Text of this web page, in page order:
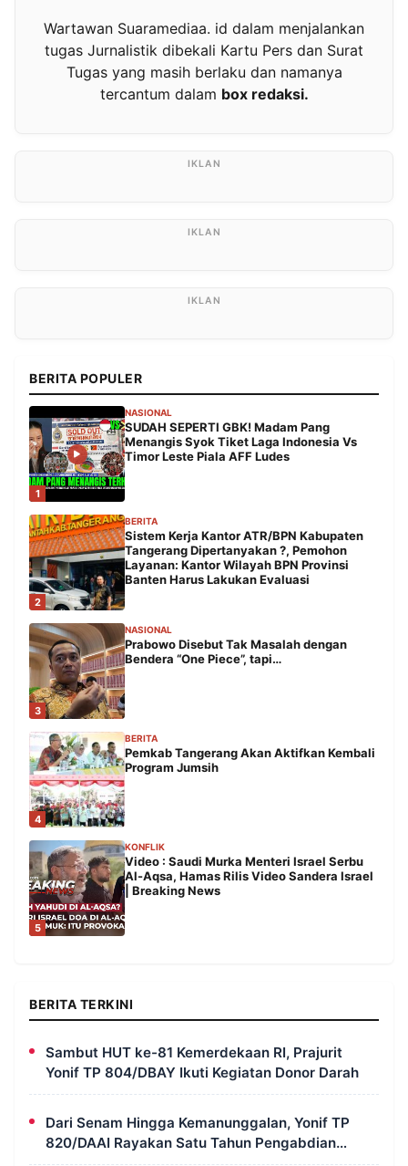
Wartawan Suaramediaa. id dalam menjalankan
tugas Jurnalistik dibekali Kartu Pers dan Surat
Tugas yang masih berlaku dan namanya
tercantum dalam box redaksi.
BERITA POPULER
1
NASIONAL
SUDAH SEPERTI GBK! Madam Pang
Menangis Syok Tiket Laga Indonesia Vs
Timor Leste Piala AFF Ludes
2
BERITA
Sistem Kerja Kantor ATR/BPN Kabupaten
Tangerang Dipertanyakan ?, Pemohon
Layanan: Kantor Wilayah BPN Provinsi
Banten Harus Lakukan Evaluasi
3
NASIONAL
Prabowo Disebut Tak Masalah dengan
Bendera “One Piece”, tapi…
4
BERITA
Pemkab Tangerang Akan Aktifkan Kembali
Program Jumsih
5
KONFLIK
Video : Saudi Murka Menteri Israel Serbu
Al-Aqsa, Hamas Rilis Video Sandera Israel
| Breaking News
BERITA TERKINI
Sambut HUT ke-81 Kemerdekaan RI, Prajurit
Yonif TP 804/DBAY Ikuti Kegiatan Donor Darah
Dari Senam Hingga Kemanunggalan, Yonif TP
820/DAAI Rayakan Satu Tahun Pengabdian